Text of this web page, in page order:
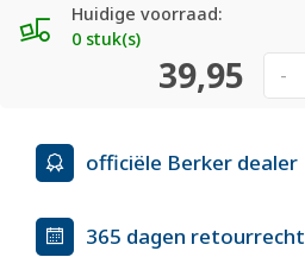
Huidige voorraad:
0 stuk(s)
39,95 -
officiële Berker dealer
365 dagen retourrecht